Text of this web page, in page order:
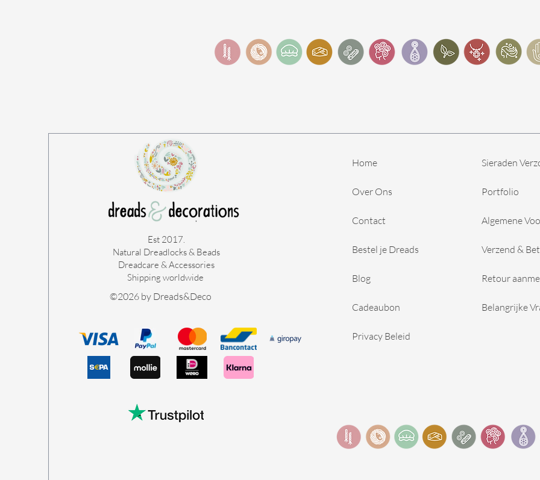
Est 2017.
Natural Dreadlocks & Beads
Dreadcare & Accessories
Shipping worldwide ​
©2026 by Dreads&Deco
Home
Over Ons
Contact
Bestel je Dreads
Blog
Cadeaubon
Privacy Beleid
Sieraden
Portfolio
Algemene
Verzend &
Retour
Belangrijke